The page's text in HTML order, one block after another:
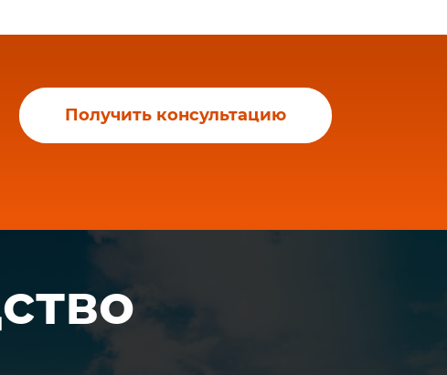
Получить консультацию